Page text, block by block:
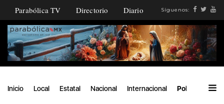
Parabólica TV Directorio Diario Síguenos:
Inicio Local Estatal Nacional Internacional Política